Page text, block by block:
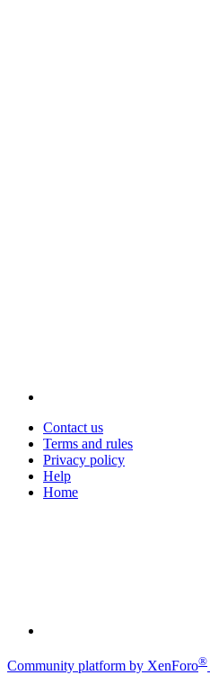
Contact us
Terms and rules
Privacy policy
Help
Home
Community platform by XenForo®